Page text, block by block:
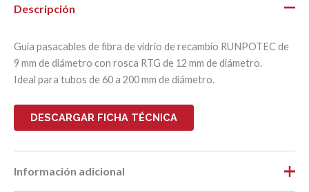
Descripción
Guía pasacables de fibra de vidrio de recambio RUNPOTEC de
9 mm de diámetro con rosca RTG de 12 mm de diámetro.
Ideal para tubos de 60 a 200 mm de diámetro.
DESCARGAR FICHA TÉCNICA
Información adicional